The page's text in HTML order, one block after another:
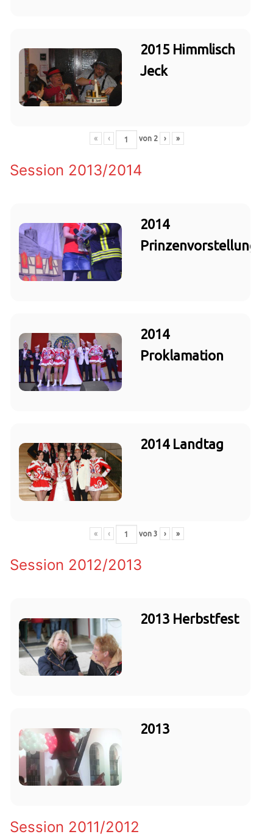
2015 Himmlisch
Jeck
« ‹ von 2 › »
Session 2013/2014
2014
Prinzenvorstellung
2014
Proklamation
2014 Landtag
« ‹ von 3 › »
Session 2012/2013
2013 Herbstfest
2013
Session 2011/2012